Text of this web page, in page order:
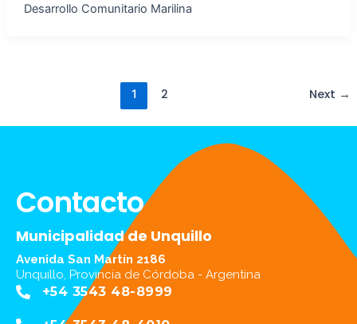
Desarrollo Comunitario Marilina
1 2 Next →
Contacto
Municipalidad de Unquillo
Avenida San Martín 2186
Unquillo, Provincia de Córdoba - Argentina
+54 3543 48-8999